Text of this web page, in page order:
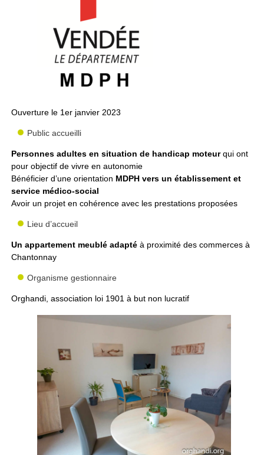
Ouverture le 1er janvier 2023
Public accueilli
Personnes adultes en situation de handicap moteurqui ont
pour objectif de vivre en autonomie
Bénéficier d’une orientation MDPH vers un établissement et
service médico-social
Avoir un projet en cohérence avec les prestations proposées
Lieu d’accueil
Un appartement meublé adapté à proximité des commerces à
Chantonnay
Organisme gestionnaire
Orghandi, association loi 1901 à but non lucratif